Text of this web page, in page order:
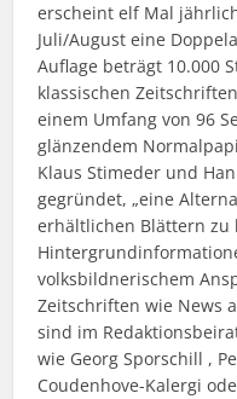
erscheint elf Mal
Juli/August eine
Auflage beträgt 10.000
klassischen
einem Umfang von 96
glänzendem
Klaus Stimeder und
gegründet, „eine
erhältlichen Blättern zu
volksbildnerischem
Zeitschriften wie News
sind im
wie Georg Sporschill ,
Coudenhove-Kalergi